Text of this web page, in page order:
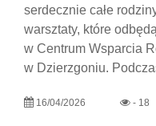
serdecznie całe
warsztaty, które
w Centrum Wsparcia
w Dzierzgoniu.
16/04/2026 - 18